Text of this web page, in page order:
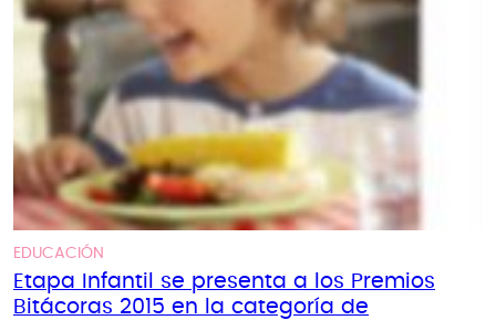
EDUCACIÓN
Etapa Infantil se presenta a los Premios
Bitácoras 2015 en la categoría de